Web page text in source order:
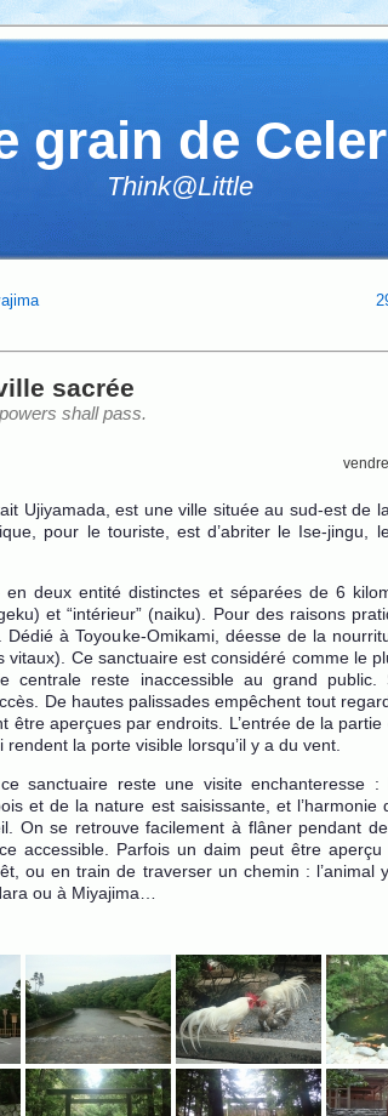
grain de
Think@Little
sacrée
shall pass.
Ujiyamada, est une ville située au sud-est de
pour le touriste, est d’abriter le Ise-jingu,
en deux entité distinctes et séparées de 6
et “intérieur” (naiku). Pour des raisons
à Toyouke-Omikami, déesse de la
vitaux). Ce sanctuaire est considéré comme le
centrale reste inaccessible au grand public.
De hautes palissades empêchent tout
être aperçues par endroits. L’entrée de la
la porte visible lorsqu’il y a du vent.
sanctuaire reste une visite enchanteresse :
et de la nature est saisissante, et l’harmonie
On se retrouve facilement à flâner pendant
accessible. Parfois un daim peut être
ou en train de traverser un chemin : l’animal
ou à Miyajima…